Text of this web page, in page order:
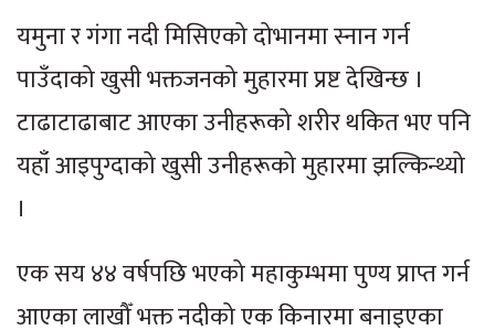
यमुना र गंगा नदी मिसिएको दोभानमा स्नान गर्न
पाउँदाको खुसी भक्तजनको मुहारमा प्रष्ट देखिन्छ ।
टाढाटाढाबाट आएका उनीहरूको शरीर थकित भए पनि
यहाँ आइपुग्दाको खुसी उनीहरूको मुहारमा झल्किन्थ्यो
।
एक सय ४४ वर्षपछि भएको महाकुम्भमा पुण्य प्राप्त गर्न
आएका लाखौँ भक्त नदीको एक किनारमा बनाइएका